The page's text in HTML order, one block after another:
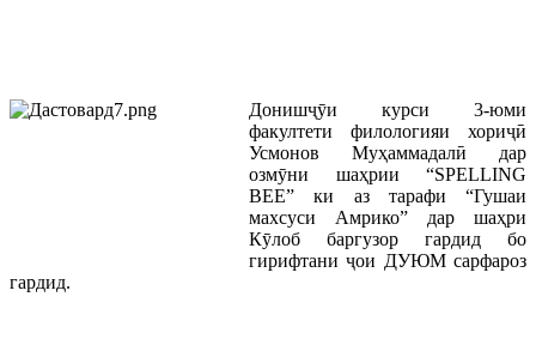
Донишҷӯи курси 3-юми
факултети филологияи хориҷӣ
Усмонов Муҳаммадалӣ дар
озмӯни шаҳрии “SPELLING
BEE” ки аз тарафи “Гушаи
махсуси Амрико” дар шаҳри
Кӯлоб баргузор гардид бо
гирифтани ҷои ДУЮМ сарфароз
гардид.